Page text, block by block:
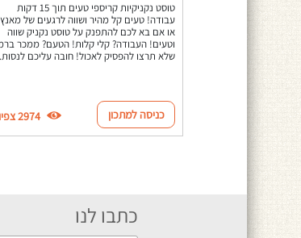
טוסט נקניקיות קריספי טעים תוך 15 דקות
עבודה! טעים קל מהיר ושווה לרגעים של
או אם בא לכם להתפנק על טוסט נקניק שווה
וטעים! העבודה? קלי קלות! הטעם? ממכר
שלא תרצו להפסיק לאכול! חובה עליכם לנסות.
כניסה למתכון 2974 צפיות
כתבו לנו